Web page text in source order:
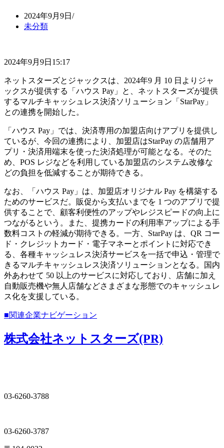
2024年9月9日
未分類
2024年9月9日15:17
ネットスターズとジャックスは、2024年9 月 10 日よりジャ
ックスが提供する「ハウス Pay」と、ネットスターズが提供
するマルチキャッシュレス決済ソリューション「StarPay」
との連携を開始した。
「ハウス Pay」では、決済専用の加盟店向けアプリを提供し
ているが、今回の連携により、加盟店はStarPay の店舗用ア
プリ・決済用端末を使った決済処理が可能となる。そのた
め、POS レジなどを利用している加盟店のシステム改修な
どの負担を低減することが期待できる。
なお、「ハウス Pay」は、加盟店オリジナル Pay を構築する
ためのサービスだ。販促から支払いまでを 1 つのアプリで提
供することで、顧客利便性のアップやレジスピードの向上に
つながるという。また、提携カードの利用率アップによる手
数料コストの軽減が期待できる。一方、StarPay は、QR コー
ド・クレジットカード・電子マネーとポイントに対応でき
る、各種キャッシュレス決済サービスを一括で申込・管理で
きるマルチキャッシュレス決済ソリューションとなる。国内
外あわせて 50 以上のサービスに対応しており、店舗に加え
自動販売機や無人店舗などさまざまな形態でのキャッシュレ
ス化を支援している。
■関連企業ナビゲーション
株式会社ネットスターズ(PR)
03-6260-3788
03-6260-3787